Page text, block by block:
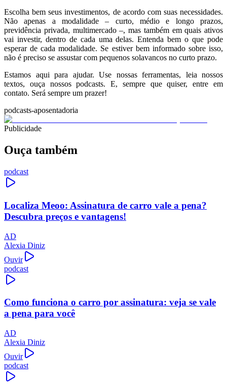
Escolha bem seus investimentos, de acordo com suas necessidades.
Não apenas a modalidade – curto, médio e longo prazos,
previdência privada, multimercado –, mas também em quais ativos
vai investir, dentro de cada uma delas. Entenda bem o que pode
esperar de cada modalidade. Se estiver bem informado sobre isso,
não é preciso se assustar com pequenos solavancos no curto prazo.
Estamos aqui para ajudar. Use nossas ferramentas, leia nossos
textos, ouça nossos podcasts. E, sempre que quiser, entre em
contato. Será sempre um prazer!
podcasts-aposentadoria
Publicidade
Ouça também
podcast
Localiza Meoo: Assinatura de carro vale a pena?
Descubra preços e vantagens!
AD
Alexia Diniz
Ouvir
podcast
Como funciona o carro por assinatura: veja se vale
a pena para você
AD
Alexia Diniz
Ouvir
podcast